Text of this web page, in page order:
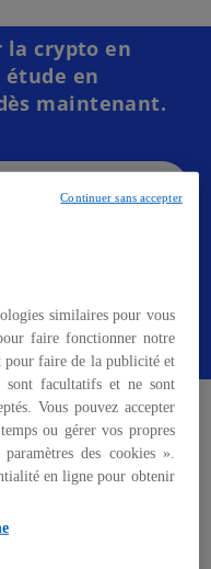
la crypto en
étude en
maintenant.
u
v
r
d
a
n
o
u
v
e
l
o
sa grande étude –La
et adoption par le
KPMG France – lors
Cédric O, Secrétaire
et des
au ministère de
similaires pour vous
faire fonctionner notre
pour faire de la publicité et
sont facultatifs et ne sont
Vous pouvez accepter
ou gérer vos propres
des cookies ».
en ligne pour obtenir
Continuer sans accepter